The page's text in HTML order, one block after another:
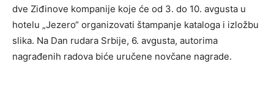
dve Ziđinove kompanije koje će od 3. do 10. avgusta u
hotelu „Jezero“ organizovati štampanje kataloga i izložbu
slika. Na Dan rudara Srbije, 6. avgusta, autorima
nagrađenih radova biće uručene novčane nagrade.